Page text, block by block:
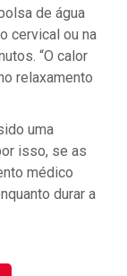
de água
cervical ou na
“O calor
relaxamento
uma
isso, se as
médico
durar a